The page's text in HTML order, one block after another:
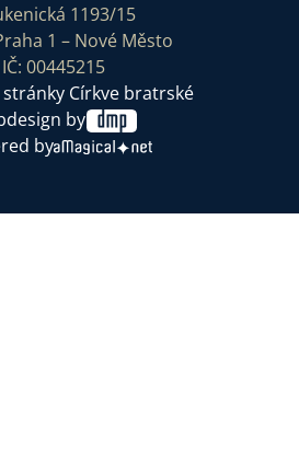
1193/15
1 – Nové Město
IČ: 00445215
Církve bratrské
by
by